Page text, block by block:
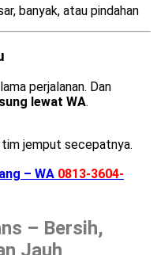
banyak, atau pindahan
perjalanan. Dan
lewat WA.
tim jemput secepatnya.
– WA 0813-3604-
– Bersih,
Jauh